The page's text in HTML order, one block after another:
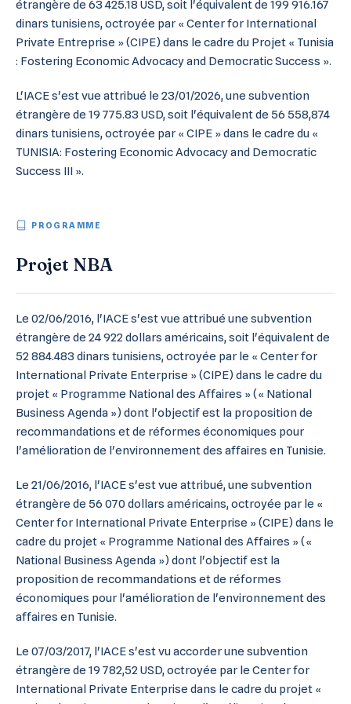
étrangère de 63 425.18 USD, soit l'équivalent de 199 916.167
dinars tunisiens, octroyée par « Center for International
Private Entreprise » (CIPE) dans le cadre du Projet « Tunisia
: Fostering Economic Advocacy and Democratic Success ».
L'IACE s'est vue attribué le 23/01/2026, une subvention
étrangère de 19 775.83 USD, soit l'équivalent de 56 558,874
dinars tunisiens, octroyée par « CIPE » dans le cadre du «
TUNISIA: Fostering Economic Advocacy and Democratic
Success III ».
PROGRAMME
Projet NBA
Le 02/06/2016, l'IACE s'est vue attribué une subvention
étrangère de 24 922 dollars américains, soit l'équivalent de
52 884.483 dinars tunisiens, octroyée par le « Center for
International Private Enterprise » (CIPE) dans le cadre du
projet « Programme National des Affaires » (« National
Business Agenda ») dont l'objectif est la proposition de
recommandations et de réformes économiques pour
l'amélioration de l'environnement des affaires en Tunisie.
Le 21/06/2016, l'IACE s'est vue attribué, une subvention
étrangère de 56 070 dollars américains, octroyée par le «
Center for International Private Enterprise » (CIPE) dans le
cadre du projet « Programme National des Affaires » («
National Business Agenda ») dont l'objectif est la
proposition de recommandations et de réformes
économiques pour l'amélioration de l'environnement des
affaires en Tunisie.
Le 07/03/2017, l'IACE s'est vu accorder une subvention
étrangère de 19 782,52 USD, octroyée par le Center for
International Private Enterprise dans le cadre du projet «